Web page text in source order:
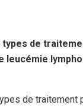
de
leucémie
de traitement